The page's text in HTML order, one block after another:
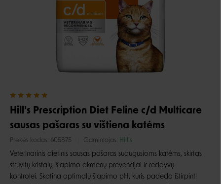
Hill's Prescription Diet Feline c/d Multicare
sausas pašaras su vištiena katėms
Prekės kodas: 605875 Gamintojas: Hill's
Veterinarinis dietinis sausas pašaras suaugusioms katėms, skirtas
struvitų kristalų, šlapimo akmenų prevencijai ir recidyvų
kontrolei. Skatina optimalų šlapimo pH, kuris padeda ištirpinti